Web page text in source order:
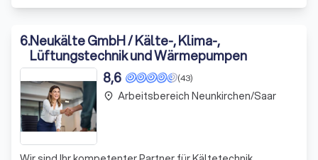
6.Neukälte GmbH / Kälte-, Klima-,
Lüftungstechnik und Wärmepumpen
(43)
8,6
place Arbeitsbereich Neunkirchen/Saar